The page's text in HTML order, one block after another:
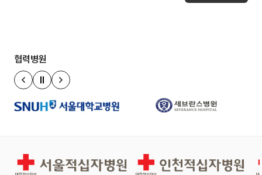
협력병원
이전 슬라이드
정지
다음 슬라이드
서울적십자병원 인천적십자병원